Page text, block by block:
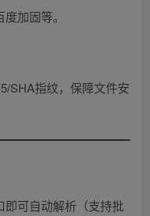
加固等。
SHA指纹，保障文件安
即可自动解析（支持批